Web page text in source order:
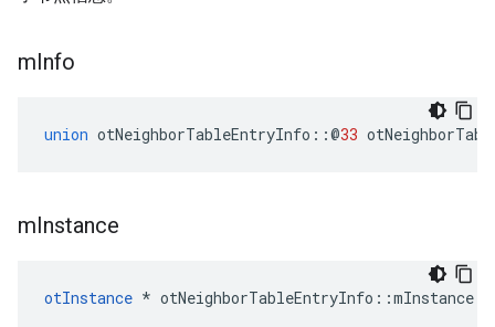
mInfo
union otNeighborTableEntryInfo ::@33
mInstance
otInstance * otNeighborTableEntryInfo ::mInstance